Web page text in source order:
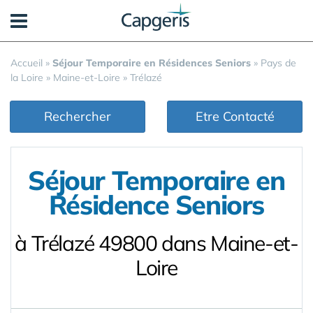
Accueil » Séjour Temporaire en Résidences Seniors » Pays de
la Loire » Maine-et-Loire » Trélazé
Rechercher Etre Contacté
Séjour Temporaire en
Résidence Seniors
à Trélazé 49800 dans Maine-et-
Loire